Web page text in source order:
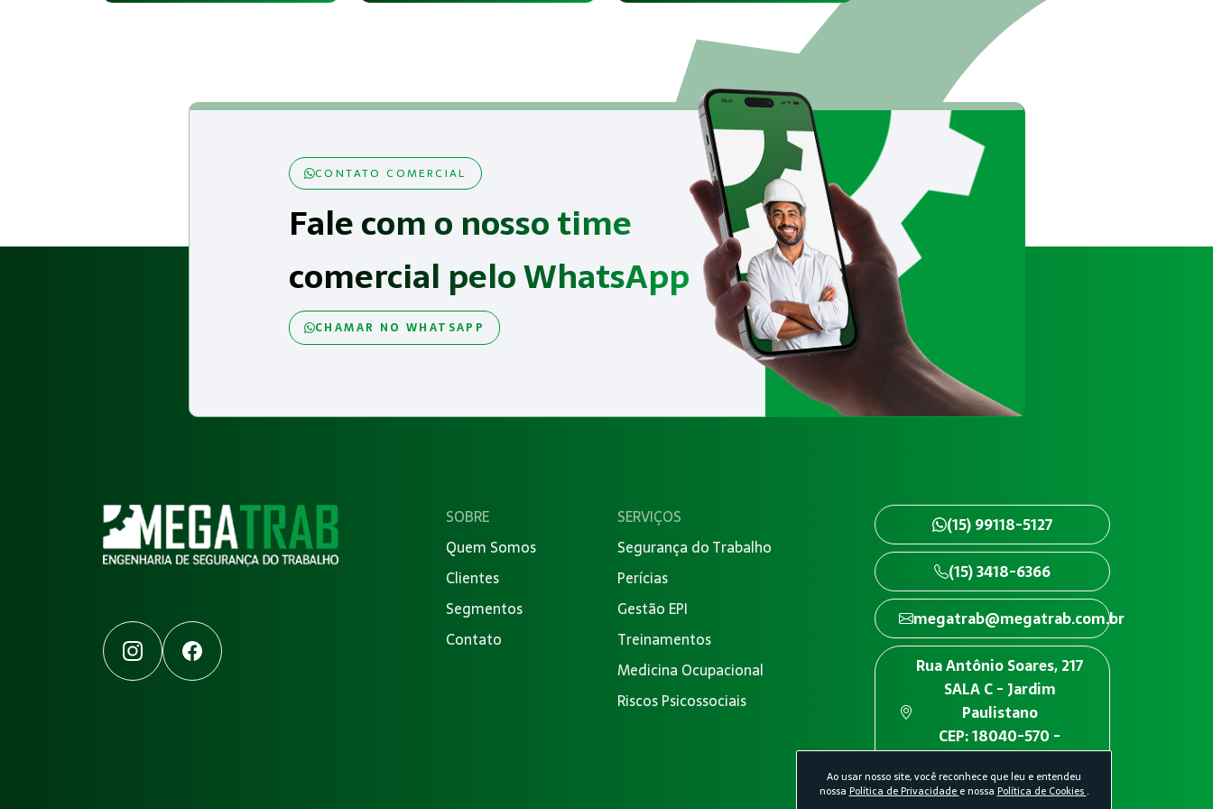
CONTATO COMERCIAL
Fale com o nosso time
comercial pelo WhatsApp
CHAMAR NO WHATSAPP
InstagramFacebook
SOBRE
Quem Somos
Clientes
Segmentos
Contato
SERVIÇOS
Segurança do Trabalho
Perícias
Gestão EPI
Treinamentos
Medicina Ocupacional
Riscos Psicossociais
(15) 99118-5127
(15) 3418-6366
megatrab@megatrab.com.br
Rua Antônio Soares, 217
SALA C - Jardim
Paulistano
CEP: 18040-570 -
Sorocaba/SP
Ao usar nosso site, você reconhece que leu e entendeu
nossa Política de Privacidade e nossa Política de Cookies.